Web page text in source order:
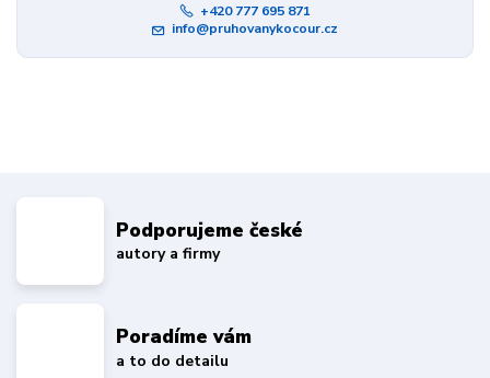
+420 777 695 871
info@pruhovanykocour.cz
Podporujeme české
autory a firmy
Poradíme vám
a to do detailu